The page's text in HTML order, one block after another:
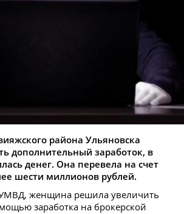
района Ульяновска
дополнительный заработок, в
денег. Она перевела на счет
шести миллионов рублей.
УМВД, женщина решила увеличить
заработка на брокерской